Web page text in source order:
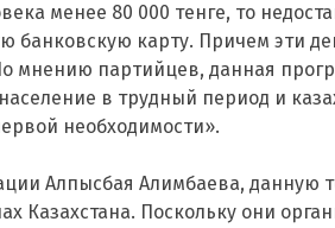
менее 80 000 тенге, то
банковскую карту. Причем эти
мнению партийцев, данная
в трудный период и
необходимости».
Алпысбая Алимбаева, данную
Казахстана. Поскольку они